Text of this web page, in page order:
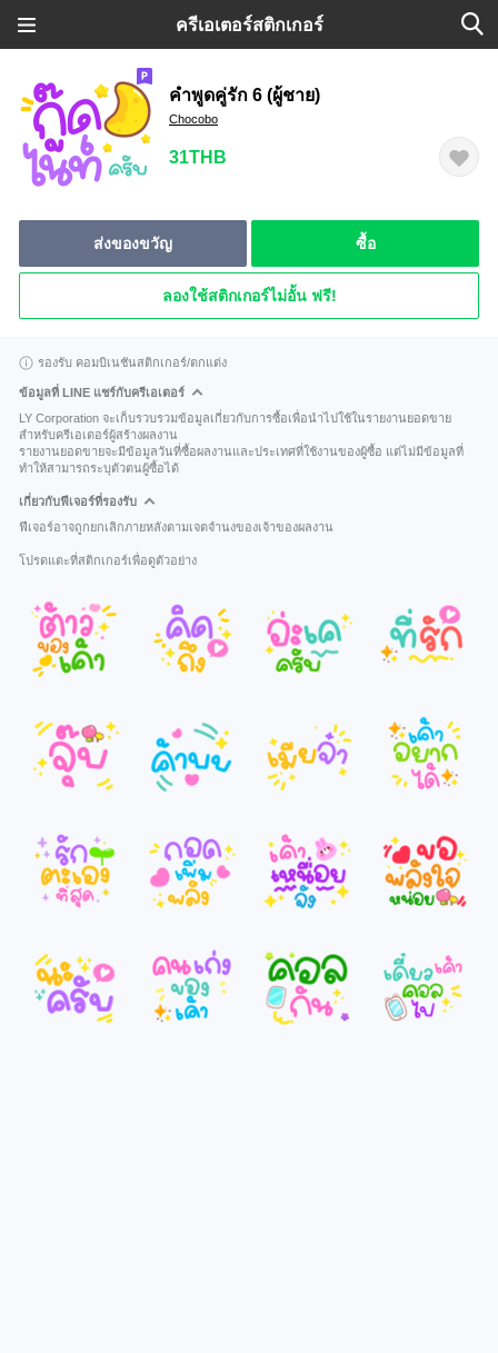
ครีเอเตอร์สติกเกอร์
คำพูดคู่รัก 6 (ผู้ชาย)
Chocobo
31THB
ส่งของขวัญ ซื้อ
ลองใช้สติกเกอร์ไม่อั้น ฟรี!
รองรับ คอมบิเนชันสติกเกอร์/ตกแต่ง
ข้อมูลที่ LINE แชร์กับครีเอเตอร์
LY Corporation จะเก็บรวบรวมข้อมูลเกี่ยวกับการซื้อเพื่อนำไปใช้ในรายงานยอดขาย
สำหรับครีเอเตอร์ผู้สร้างผลงาน
รายงานยอดขายจะมีข้อมูลวันที่ซื้อผลงานและประเทศที่ใช้งานของผู้ซื้อ แต่ไม่มีข้อมูลที่
ทำให้สามารถระบุตัวตนผู้ซื้อได้
เกี่ยวกับฟีเจอร์ที่รองรับ
ฟีเจอร์อาจถูกยกเลิกภายหลังตามเจตจำนงของเจ้าของผลงาน
โปรดแตะที่สติกเกอร์เพื่อดูตัวอย่าง